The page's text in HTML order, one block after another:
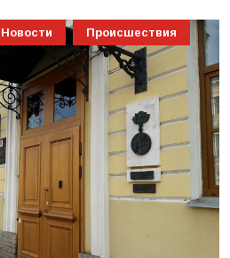
Новости Происшествия